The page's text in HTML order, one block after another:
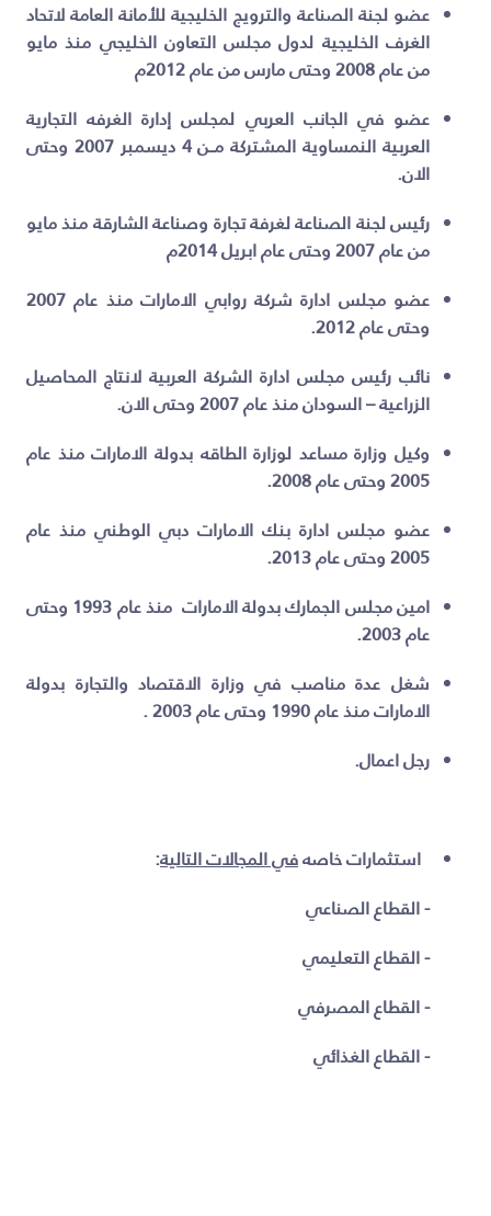
عضو لجنة الصناعة والترويج الخليجية للأمانة العامة لاتحاد
الغرف الخليجية لدول مجلس التعاون الخليجي منذ مايو
من عام 2008 وحتى مارس من عام 2012م
عضو في الجانب العربي لمجلس إدارة الغرفه التجارية
العربية النمساوية المشتركة مــن 4 ديسمبر 2007 وحتى
الان.
رئيس لجنة الصناعة لغرفة تجارة وصناعة الشارقة منذ مايو
من عام 2007 وحتى عام ابريل 2014م
عضو مجلس ادارة شركة روابي الامارات منذ عام 2007
وحتى عام 2012.
نائب رئيس مجلس ادارة الشركة العربية لانتاج المحاصيل
الزراعية – السودان منذ عام 2007 وحتى الان.
وكيل وزارة مساعد لوزارة الطاقه بدولة الامارات منذ عام
2005 وحتى عام 2008.
عضو مجلس ادارة بنك الامارات دبي الوطني منذ عام
2005 وحتى عام 2013.
امين مجلس الجمارك بدولة الامارات منذ عام 1993 وحتى
عام 2003.
شغل عدة مناصب في وزارة الاقتصاد والتجارة بدولة
الامارات منذ عام 1990 وحتى عام 2003 .
رجل اعمال.
استثمارات خاصهفي المجالات التالية:
- القطاع الصناعي
- القطاع التعليمي
- القطاع المصرفي
- القطاع الغذائي